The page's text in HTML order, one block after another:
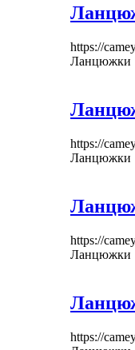
https://
Ланцюжки
https://
Ланцюжки
https://
Ланцюжки
https://